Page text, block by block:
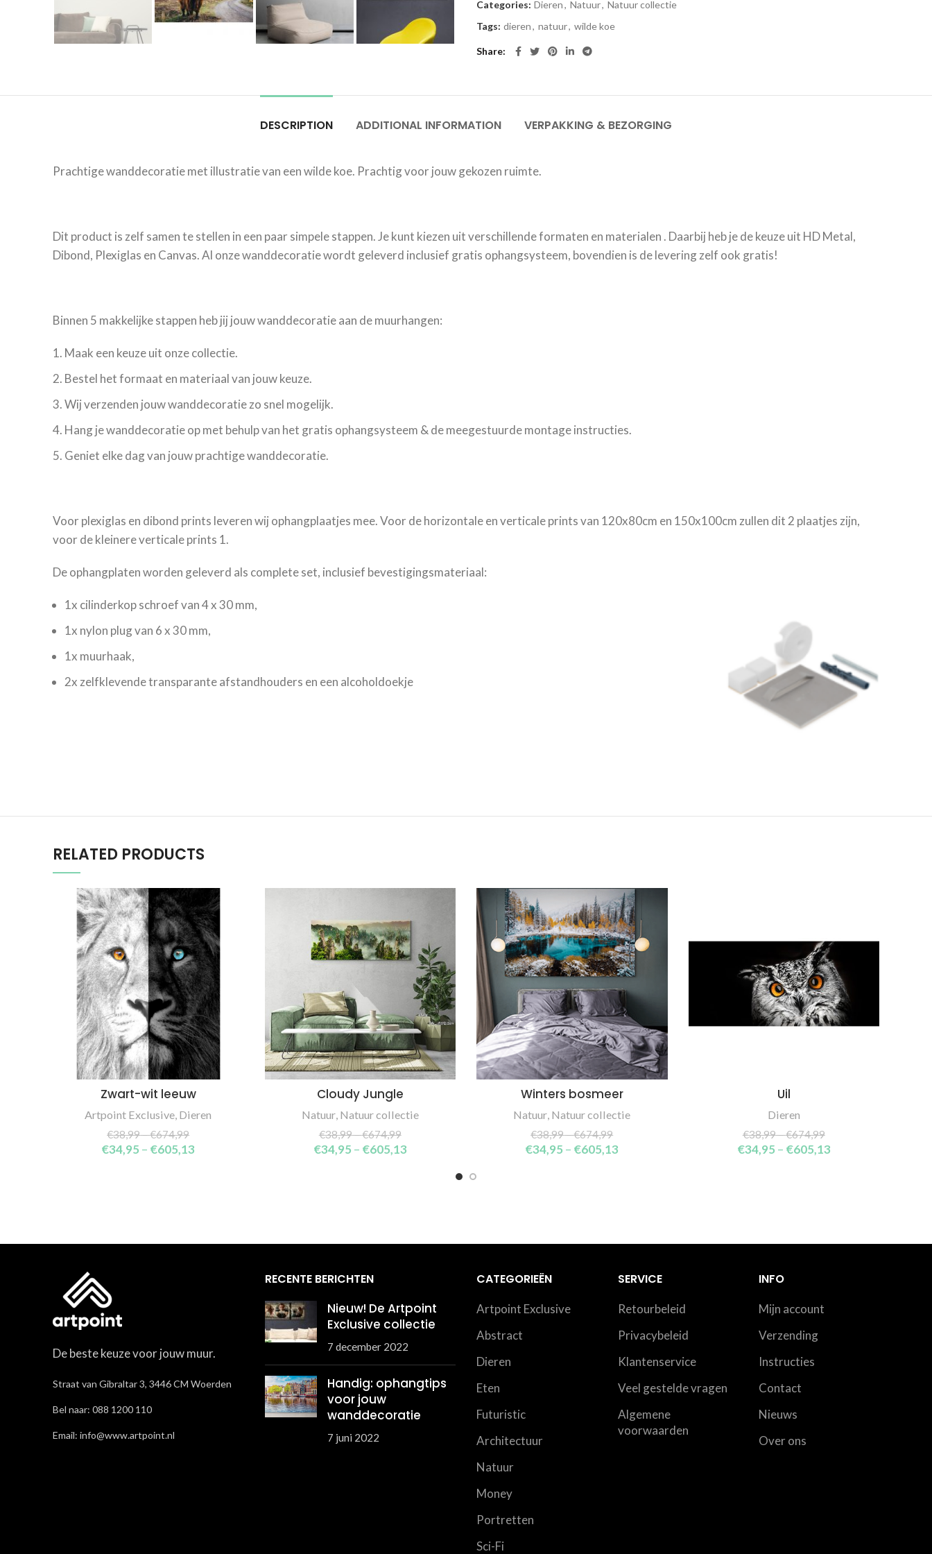
Categories: Dieren, Natuur, Natuur collectie
Tags: dieren, natuur, wilde koe
Share
DESCRIPTION ADDITIONAL INFORMATION VERPAKKING & BEZORGING
Prachtige wanddecoratie met illustratie van een wilde koe. Prachtig voor jouw gekozen ruimte.
Dit product is zelf samen te stellen in een paar simpele stappen. Je kunt kiezen uit verschillende formaten en materialen . Daarbij heb je de keuze uit HD Metal,
Dibond, Plexiglas en Canvas. Al onze wanddecoratie wordt geleverd inclusief gratis ophangsysteem, bovendien is de levering zelf ook gratis!
Binnen 5 makkelijke stappen heb jij jouw wanddecoratie aan de muurhangen:
Maak een keuze uit onze collectie.
Bestel het formaat en materiaal van jouw keuze.
Wij verzenden jouw wanddecoratie zo snel mogelijk.
Hang je wanddecoratie op met behulp van het gratis ophangsysteem & de meegestuurde montage instructies.
Geniet elke dag van jouw prachtige wanddecoratie.
Voor plexiglas en dibond prints leveren wij ophangplaatjes mee. Voor de horizontale en verticale prints van 120x80cm en 150x100cm zullen dit 2 plaatjes zijn,
voor de kleinere verticale prints 1.
De ophangplaten worden geleverd als complete set, inclusief bevestigingsmateriaal:
1x cilinderkop schroef van 4 x 30 mm,
1x nylon plug van 6 x 30 mm,
1x muurhaak,
2x zelfklevende transparante afstandhouders en een alcoholdoekje
RELATED PRODUCTS
SELECT OPTIONS
Zwart-wit leeuw
Artpoint Exclusive Dieren
€38,99–€674,99
€34,95 – €605,13
SELECT OPTIONS
Cloudy Jungle
Natuur, Natuur collectie
€38,99–€674,99
€34,95 – €605,13
SELECT OPTIONS
Winters bosmeer
Natuur Natuur collectie
€38,99–€674,99
€34,95 – €605,13
SELECT OPTIONS
Uil
Dieren
€38,99–€674,99
€34,95 – €605,13
De beste keuze voor jouw muur.
Straat van Gibraltar 3, 3446 CM Woerden
Bel naar: 088 1200 110
Email: info@www.artpoint.nl
RECENTE BERICHTEN
Nieuw! De Artpoint
Exclusive collectie
7 december 2022
Handig: ophangtips
voor jouw
wanddecoratie
7 juni 2022
CATEGORIEËN
Artpoint Exclusive
Abstract
Dieren
Eten
Futuristic
Architectuur
Natuur
Money
Portretten
Sci-Fi
SERVICE
Retourbeleid
Privacybeleid
Klantenservice
Veel gestelde vragen
Algemene
voorwaarden
INFO
Mijn account
Verzending
Instructies
Contact
Nieuws
Over ons